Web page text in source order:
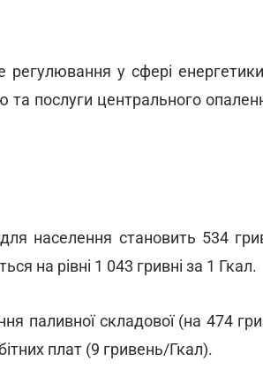
регулювання у сфері
та послуги центрального
населення становить 534
на рівні 1 043 гривні за 1 Гкал.
паливної складової (на 474
плат (9 гривень/Гкал).